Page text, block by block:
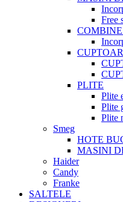
Free
PLITE
Plite
Plite
Plite
Smeg
HOTE
MASINI
Haider
Candy
Franke
SALTELE